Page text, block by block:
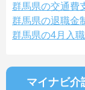
群馬県の交通費
群馬県の退職金
群馬県の4月入
マイナビ介